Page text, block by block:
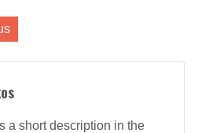
a short description in the